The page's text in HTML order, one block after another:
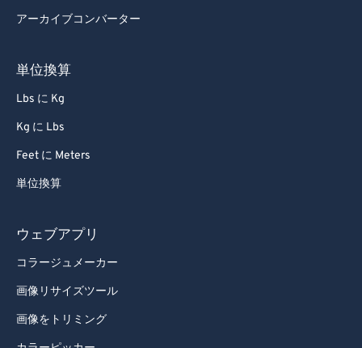
アーカイブコンバーター
単位換算
Lbs に Kg
Kg に Lbs
Feet に Meters
単位換算
ウェブアプリ
コラージュメーカー
画像リサイズツール
画像をトリミング